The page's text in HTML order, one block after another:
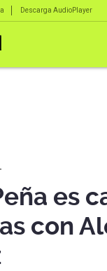
Descarga AudioPlayer
es
con